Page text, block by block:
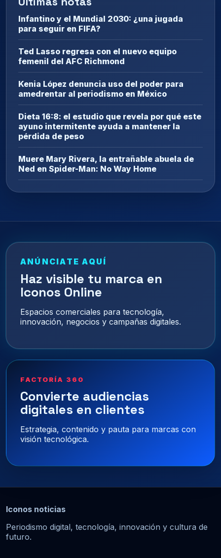
Infantino y el Mundial 2030: ¿una jugada
para seguir en FIFA?
Ted Lasso regresa con el nuevo equipo
femenil del AFC Richmond
Kenia López denuncia uso del poder para
amedrentar al periodismo en México
Dieta 16:8: el estudio que revela por qué este
ayuno intermitente ayuda a mantener la
pérdida de peso
Muere Mary Rivera, la entrañable abuela de
Ned en Spider-Man: No Way Home
ANÚNCIATE AQUÍ
Haz visible tu marca en
Iconos Online
Espacios comerciales para tecnología,
innovación, negocios y campañas digitales.
FACTORÍA 360
Convierte audiencias
digitales en clientes
Estrategia, contenido y pauta para marcas con
visión tecnológica.
Iconos noticias
Periodismo digital, tecnología, innovación y cultura de
futuro.